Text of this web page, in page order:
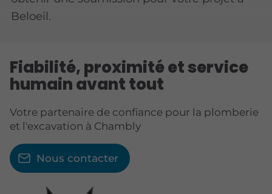
Beloeil.
Fiabilité, proximité et service
humain avant tout
Votre partenaire de confiance pour la plomberie
et l'excavation à Chambly
Nous contacter